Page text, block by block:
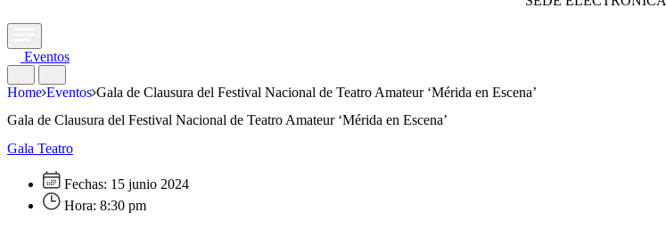
Eventos
Home Eventos Gala de Clausura del Festival Nacional de Teatro Amateur ‘Mérida en Escena’
Gala de Clausura del Festival Nacional de Teatro Amateur ‘Mérida en Escena’
Gala Teatro
Fechas: 15 junio 2024
Hora: 8:30 pm